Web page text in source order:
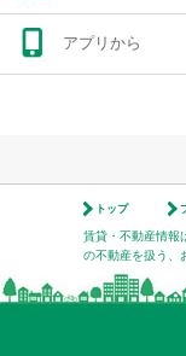
アプリから
トップ
賃貸・不動産情報
の不動産を扱う、